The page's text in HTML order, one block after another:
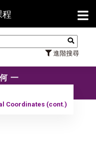
程
進階搜尋
【
一
Coordinates (cont.)